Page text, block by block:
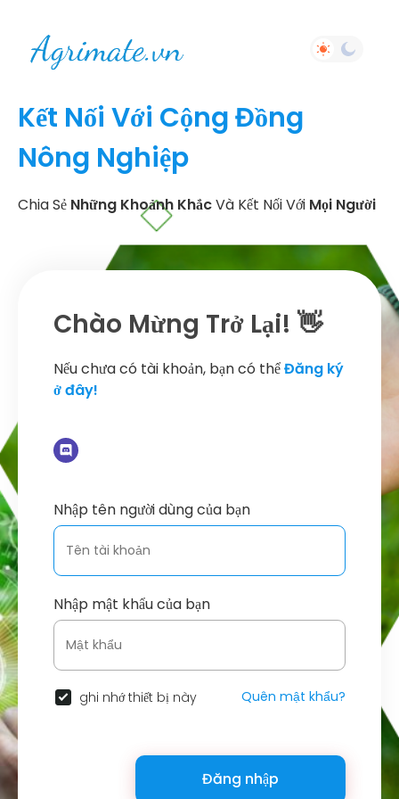
Kết Nối Với Cộng Đồng
Nông Nghiệp
Chia Sẻ Những Khoảnh KhắcVà Kết Nối Với Mọi Người
Chào Mừng Trở Lại! 👋
Nếu chưa có tài khoản, bạn có thểĐăng ký
ở đây!
Nhập tên người dùng của bạn
Nhập mật khẩu của bạn
ghi nhớ thiết bị này Quên mật khẩu?
Đăng nhập